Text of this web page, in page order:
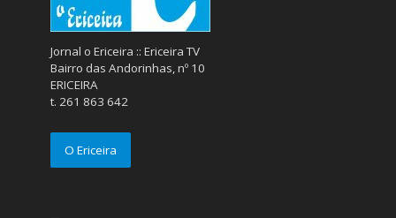
Jornal o Ericeira :: Ericeira TV
Bairro das Andorinhas, nº 10
ERICEIRA
t. 261 863 642
O Ericeira